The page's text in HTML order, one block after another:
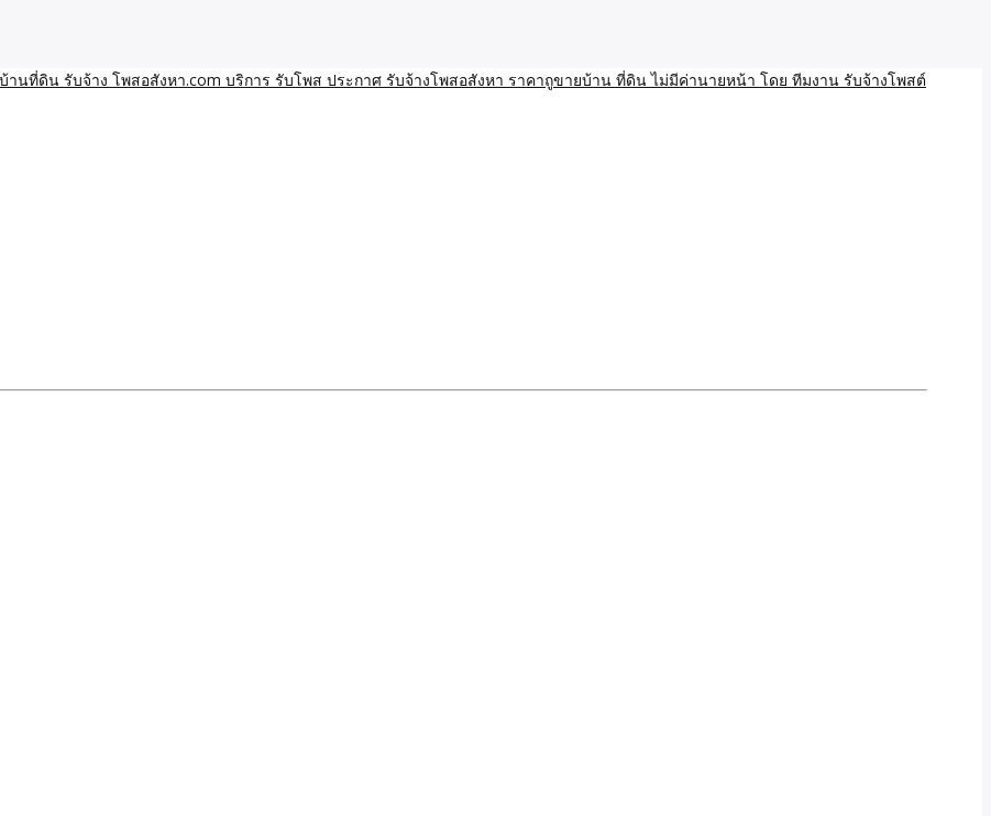
าน ราคาถูก อสังหา ติดกูเกิลและAI โพสต์บ้านที่ดิน
ร รับโพส ประกาศ รับจ้างโพสอสังหา ราคาถูขายบ้าน
พสอสังหา รับจ้างโพสขายบ้านบริการ รับจ้างโพสอสังหา ราคาถูก ขายบ้าน ขายที่ดิน เว็บประกาศ โพส โฆษณา ลงประกาศฟรี